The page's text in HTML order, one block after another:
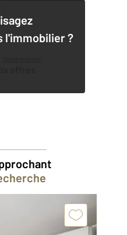
l'immobilier ?
offres